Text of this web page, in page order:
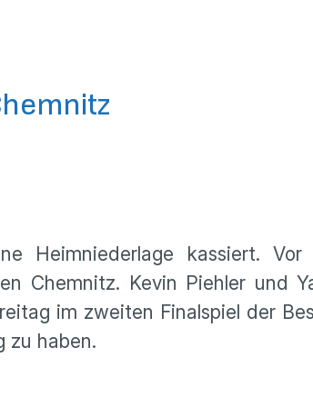
Heimniederlage kassiert. Vor
Chemnitz. Kevin Piehler und
im zweiten Finalspiel der
zu haben.